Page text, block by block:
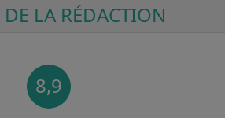
LA RÉDACTION
8,9